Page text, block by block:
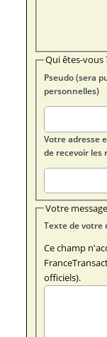
Qui êtes-vous
Pseudo (sera
personnelles)
Votre adresse
de recevoir les
Votre message
Ce champ
officiels).